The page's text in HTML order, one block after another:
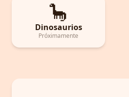
🦕
Dinosaurios
Próximamente